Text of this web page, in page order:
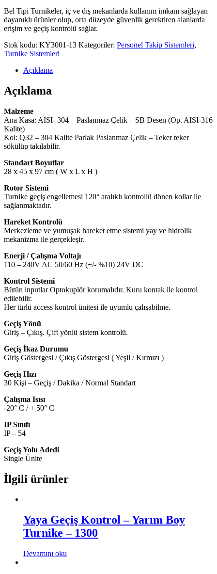
Bel Tipi Turnikeler, iç ve dış mekanlarda kullanım imkanı sağlayan
dayanıklı ürünler olup, orta düzeyde güvenlik gerektiren alanlarda
erişim ve geçiş kontrolü sağlar.
Stok kodu: KY3001-13 Kategoriler: Personel Takip Sistemleri,
Turnike Sistemleri
Açıklama
Açıklama
Malzeme
Ana Kasa: AISI- 304 – Paslanmaz Çelik – SB Desen (Op. AISI-316
Kalite)
Kol: Q32 – 304 Kalite Parlak Paslanmaz Çelik – Teker teker
sökülüp takılabilir.
Standart Boyutlar
28 x 45 x 97 cm ( W x L x H )
Rotor Sistemi
Turnike geçiş engellemesi 120° aralıklı kontrollü dönen kollar ile
sağlanmaktadır.
Hareket Kontrolü
Merkezleme ve yumuşak hareket etme sistemi yay ve hidrolik
mekanizma ile gerçekleşir.
Enerji / Çalışma Voltajı
110 – 240V AC 50/60 Hz (+/- %10) 24V DC
Kontrol Sistemi
Bütün inputlar Optokuplör korumalıdır. Kuru kontak ile kontrol
edilebilir.
Her türlü access kontrol ünitesi ile uyumlu çalışabilme.
Geçiş Yönü
Giriş – Çıkış. Çift yönlü sistem kontrolü.
Geçiş İkaz Durumu
Giriş Göstergesi / Çıkış Göstergesi ( Yeşil / Kırmızı )
Geçiş Hızı
30 Kişi – Geçiş / Dakika / Normal Standart
Çalışma Isısı
-20° C / + 50° C
IP Sınıfı
IP – 54
Geçiş Yolu Adedi
Single Ünite
İlgili ürünler
Yaya Geçiş Kontrol – Yarım Boy
Turnike – 1300
Devamını oku